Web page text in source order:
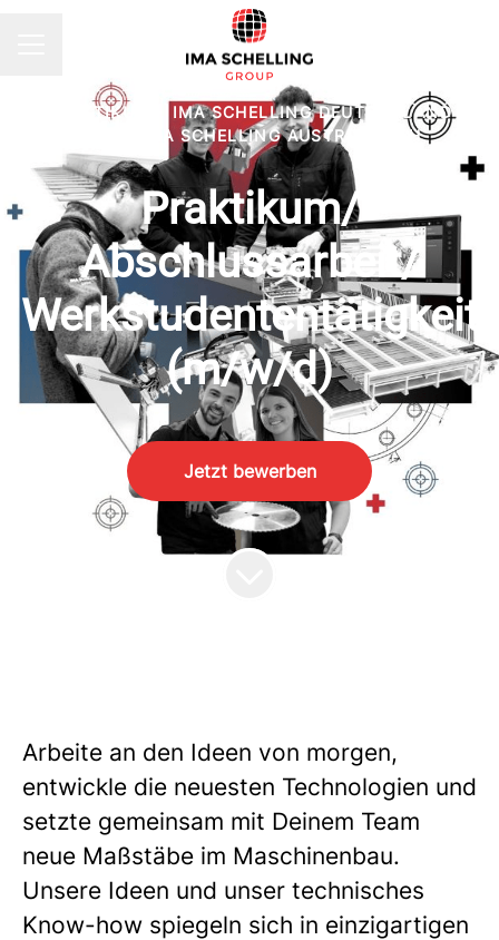
PRAKTIKUM
IMA SCHELLING DEUTSCHLAND
GMBH, IMA SCHELLING AUSTRIA GMBH
Praktikum/
Abschlussarbeit/
Werkstudententätigkeit
(m/w/d)
Jetzt bewerben
Arbeite an den Ideen von morgen,
entwickle die neuesten Technologien und
setzte gemeinsam mit Deinem Team
neue Maßstäbe im Maschinenbau.
Unsere Ideen und unser technisches
Know-how spiegeln sich in einzigartigen